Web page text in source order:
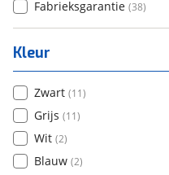
Fabrieksgarantie (38)
Kleur
Zwart (11)
Grijs (11)
Wit (2)
Blauw (2)